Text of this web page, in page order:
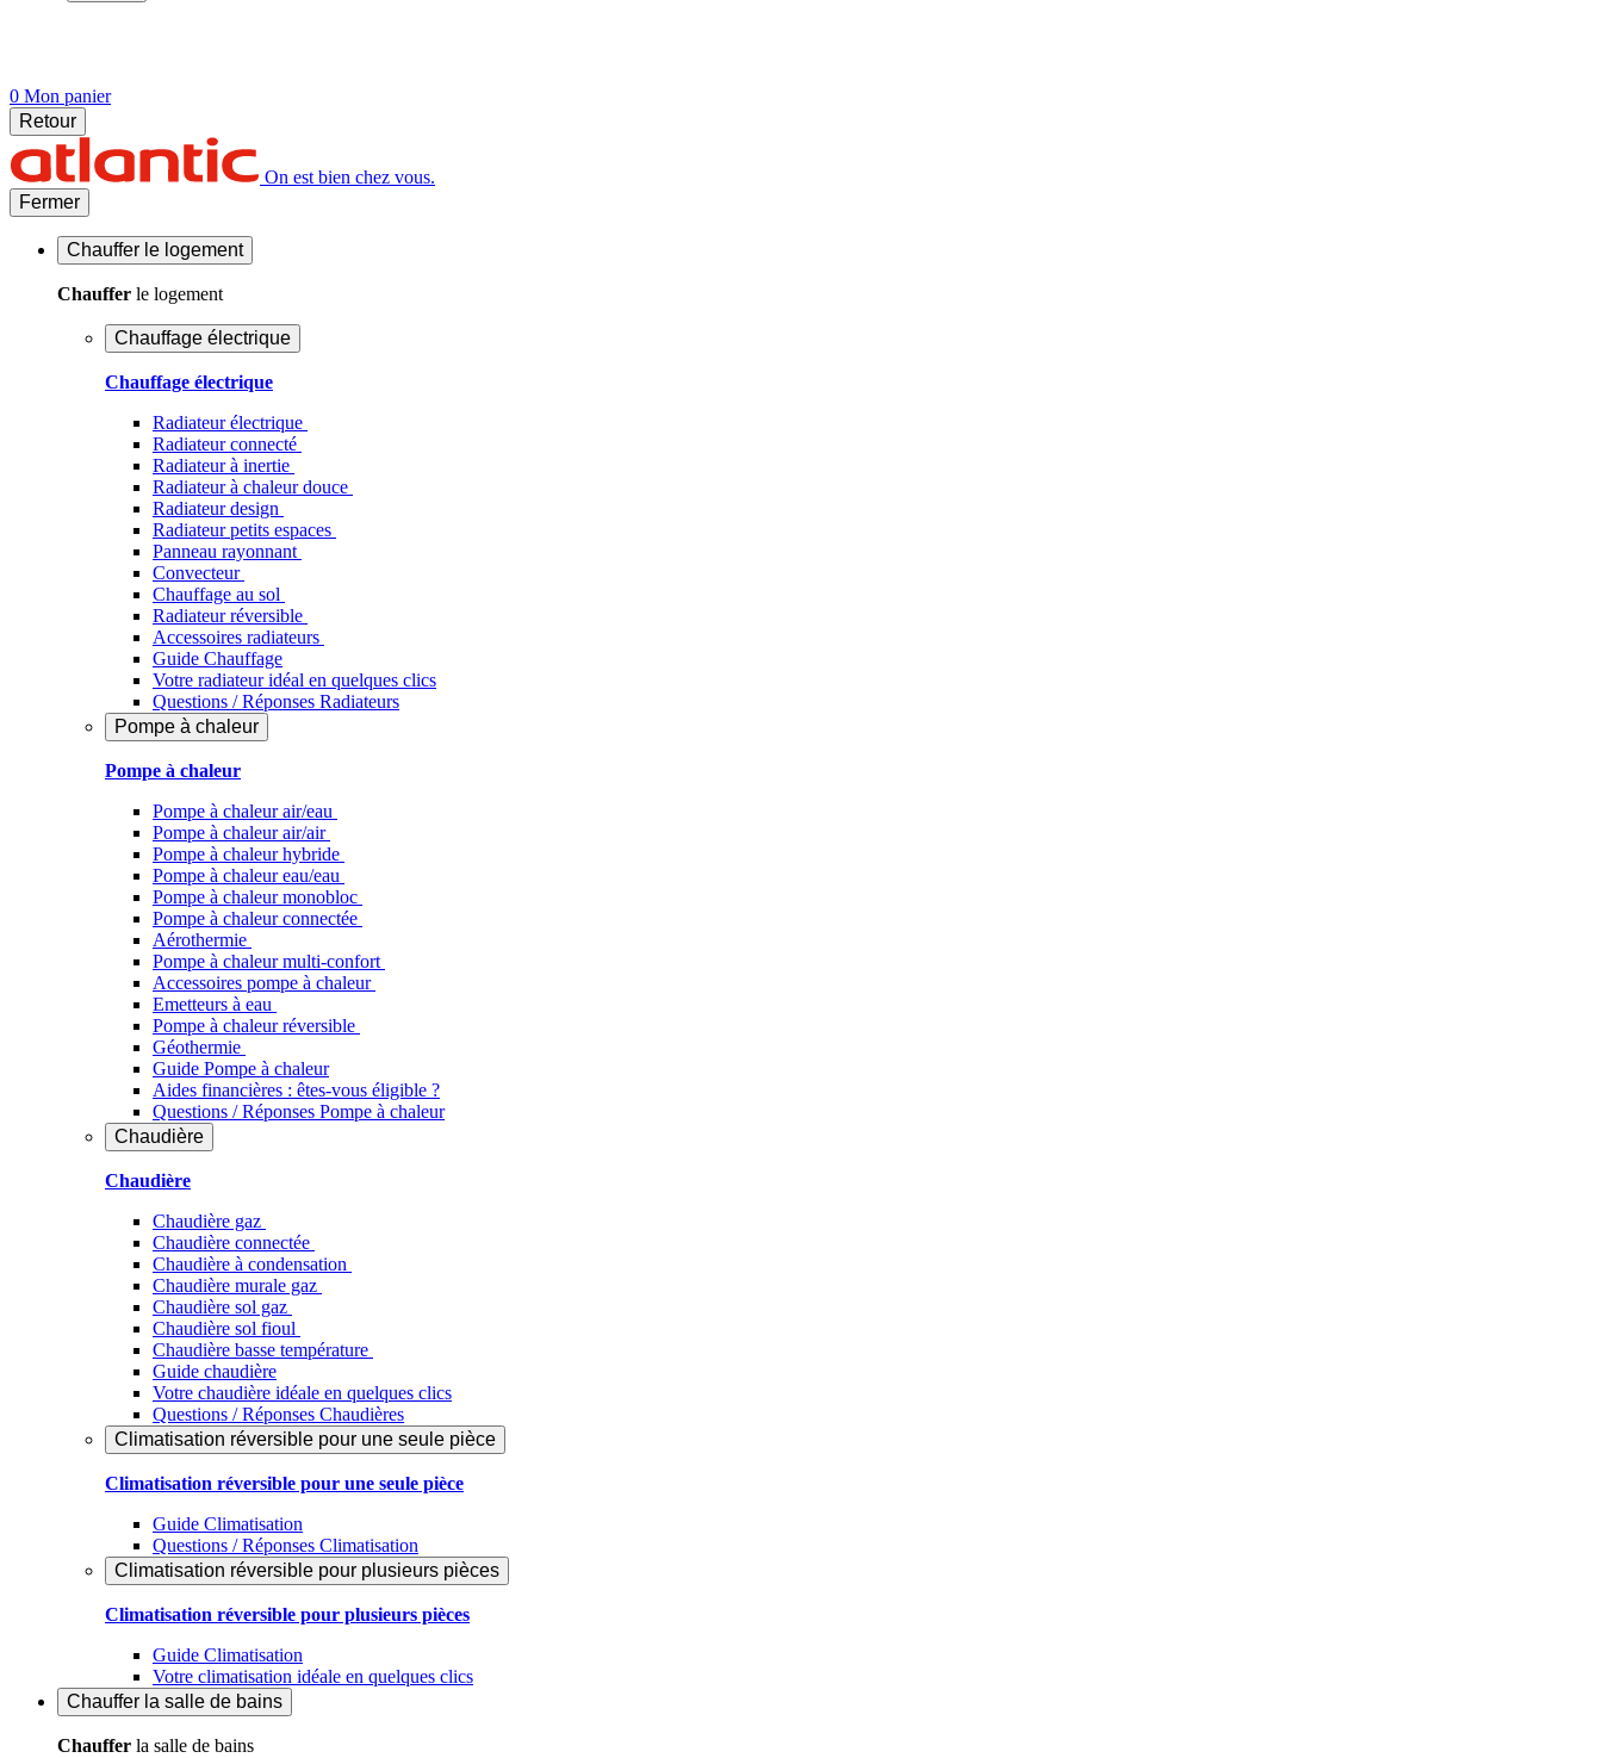
0 Mon panier
Retour
On est bien chez vous.
Fermer
Chauffer le logement
Chauffer le logement
Chauffage électrique
Chauffage électrique
Radiateur électrique
Radiateur connecté
Radiateur à inertie
Radiateur à chaleur douce
Radiateur design
Radiateur petits espaces
Panneau rayonnant
Convecteur
Chauffage au sol
Radiateur réversible
Accessoires radiateurs
Guide Chauffage
Votre radiateur idéal en quelques clics
Questions / Réponses Radiateurs
Pompe à chaleur
Pompe à chaleur
Pompe à chaleur air/eau
Pompe à chaleur air/air
Pompe à chaleur hybride
Pompe à chaleur​ eau/eau
Pompe à chaleur monobloc
Pompe à chaleur connectée
Aérothermie
Pompe à chaleur multi-confort
Accessoires pompe à chaleur
Emetteurs à eau
Pompe à chaleur réversible
Géothermie
Guide Pompe à chaleur
Aides financières : êtes-vous éligible ?
Questions / Réponses Pompe à chaleur
Chaudière
Chaudière
Chaudière gaz
Chaudière connectée
Chaudière à condensation
Chaudière murale gaz
Chaudière sol gaz
Chaudière sol fioul
Chaudière basse température
Guide chaudière
Votre chaudière idéale en quelques clics
Questions / Réponses Chaudières
Climatisation réversible pour une seule pièce
Climatisation réversible pour une seule pièce
Guide Climatisation
Questions / Réponses Climatisation
Climatisation réversible pour plusieurs pièces
Climatisation réversible pour plusieurs pièces
Guide Climatisation
Votre climatisation idéale en quelques clics
Chauffer la salle de bains
Chauffer la salle de bains